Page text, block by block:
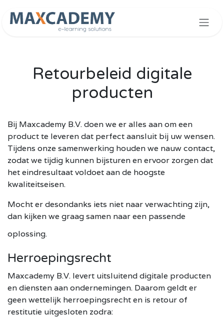
Retourbeleid digitale
producten
Bij Maxcademy B.V. doen we er alles aan om een
product te leveren dat perfect aansluit bij uw wensen.
Tijdens onze samenwerking houden we nauw contact,
zodat we tijdig kunnen bijsturen en ervoor zorgen dat
het eindresultaat voldoet aan de hoogste
kwaliteitseisen.
Mocht er desondanks iets niet naar verwachting zijn,
dan kijken we graag samen naar een passende
oplossing.
Herroepingsrecht
Maxcademy B.V. levert uitsluitend digitale producten
en diensten aan ondernemingen. Daarom geldt er
geen wettelijk herroepingsrecht en is retour of
restitutie uitgesloten zodra: